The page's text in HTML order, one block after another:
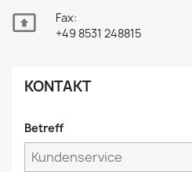

Fax:
+49 8531 248815
KONTAKT
Betreff